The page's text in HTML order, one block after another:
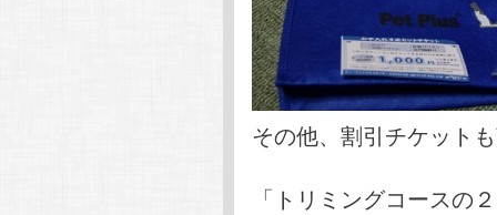
その他、割引チケット
「トリミングコースの